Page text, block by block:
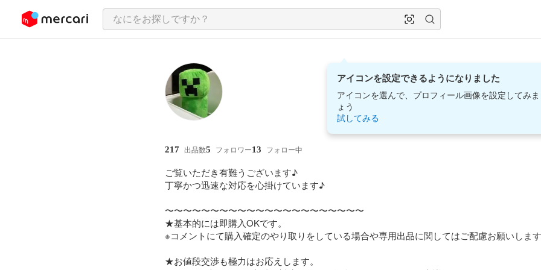
ツにスキップ
アイコンを設定できるようになりました
アイコンを選んで、プロフィール画像を設定してみ
ょう
試してみる
217 出品数5 フォロワー13 フォロー中
ご覧いただき有難うございます♪
丁寧かつ迅速な対応を心掛けています♪
〜〜〜〜〜〜〜〜〜〜〜〜〜〜〜〜〜〜〜〜〜〜
★基本的には即購入OKです。
※コメントにて購入確定のやり取りをしている場合や専用出品に関してはご配慮お願いしま
★お値段交渉も極力はお応えします。